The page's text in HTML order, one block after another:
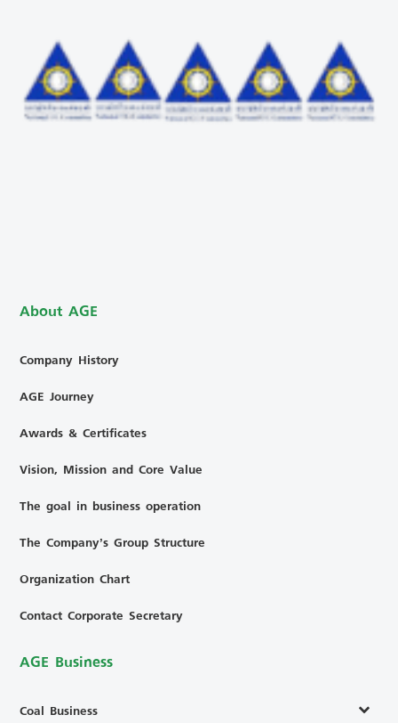
About AGE
Company History
AGE Journey
Awards & Certificates
Vision, Mission and Core Value
The goal in business operation
The Company’s Group Structure
Organization Chart
Contact Corporate Secretary
AGE Business
Coal Business